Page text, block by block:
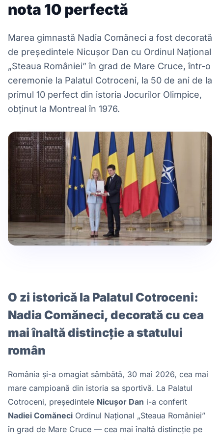
nota 10 perfectă
Marea gimnastă Nadia Comăneci a fost decorată
de președintele Nicușor Dan cu Ordinul Național
„Steaua României” în grad de Mare Cruce, într-o
ceremonie la Palatul Cotroceni, la 50 de ani de la
primul 10 perfect din istoria Jocurilor Olimpice,
obținut la Montreal în 1976.
O zi istorică la Palatul Cotroceni:
Nadia Comăneci, decorată cu cea
mai înaltă distincție a statului
român
România și-a omagiat sâmbătă, 30 mai 2026, cea mai
mare campioană din istoria sa sportivă. La Palatul
Cotroceni, președintele Nicușor Dan i-a conferit
Nadiei Comăneci Ordinul Național „Steaua României”
în grad de Mare Cruce — cea mai înaltă distincție pe